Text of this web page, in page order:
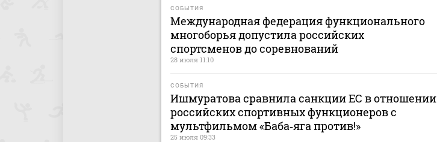
СОБЫТИЯ
Международная федерация функционального
многоборья допустила российских
спортсменов до соревнований
28 июля 11:10
СОБЫТИЯ
Ишмуратова сравнила санкции ЕС в отношении
российских спортивных функционеров с
мультфильмом «Баба‑яга против!»
25 июля 09:33